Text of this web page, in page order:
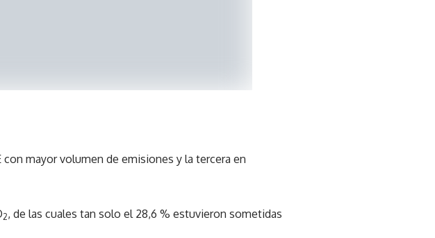
con mayor volumen de emisiones y la tercera en
2, de las cuales tan solo el 28,6 % estuvieron sometidas